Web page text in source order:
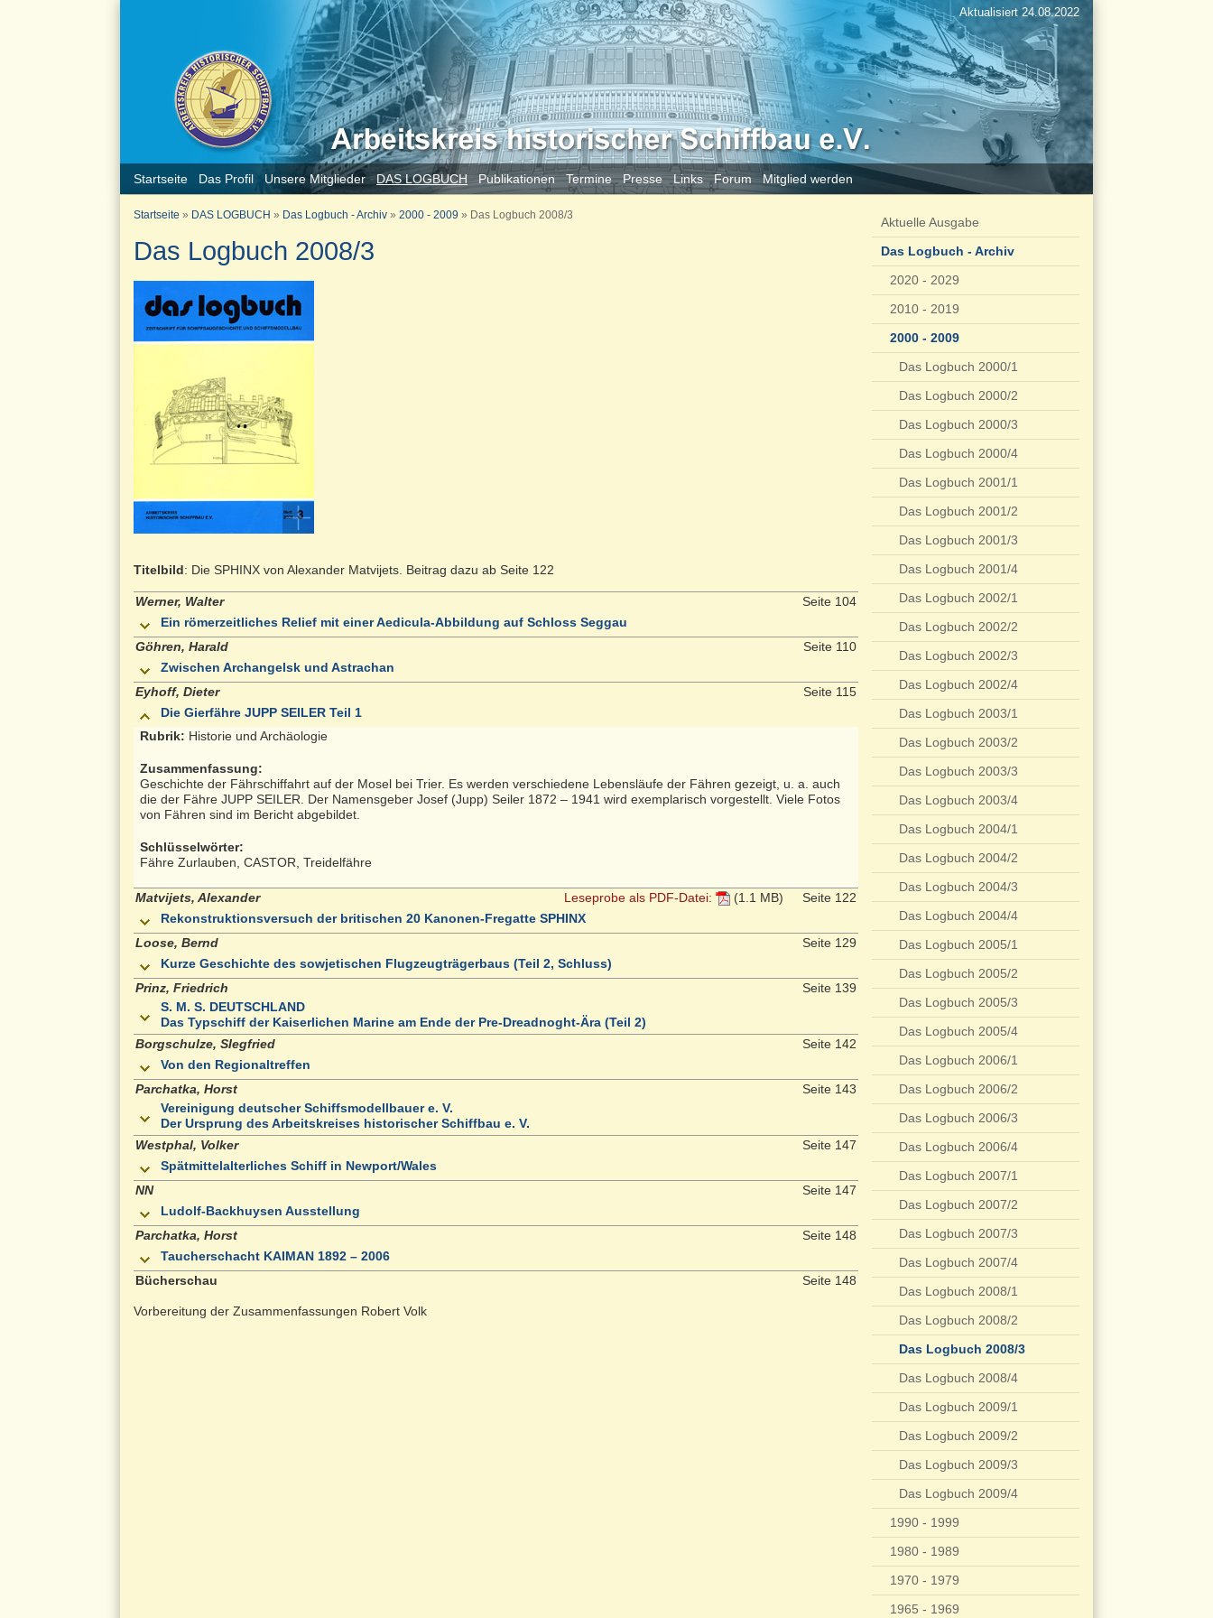
Startseite Das Profil Unsere Mitglieder DAS LOGBUCH Publikationen Termine Presse Links Forum Mitglied werden
Aktualisiert 24.08.2022
Startseite » DAS LOGBUCH » Das Logbuch - Archiv » 2000 - 2009 » Das Logbuch 2008/3
Das Logbuch 2008/3
Titelbild: Die SPHINX von Alexander Matvijets. Beitrag dazu ab Seite 122
Werner, Walter
Seite 104
Ein römerzeitliches Relief mit einer Aedicula-Abbildung auf Schloss Seggau
Göhren, Harald
Seite 110
Zwischen Archangelsk und Astrachan
Eyhoff, Dieter
Seite 115
Die Gierfähre JUPP SEILER Teil 1
Rubrik: Historie und Archäologie
Zusammenfassung:
Geschichte der Fährschiffahrt auf der Mosel bei Trier. Es werden verschiedene Lebensläufe der Fähren gezeigt, u. a. auch
die der Fähre JUPP SEILER. Der Namensgeber Josef (Jupp) Seiler 1872 – 1941 wird exemplarisch vorgestellt. Viele Fotos
von Fähren sind im Bericht abgebildet.
Schlüsselwörter:
Fähre Zurlauben, CASTOR, Treidelfähre
Matvijets, Alexander Leseprobe als PDF-Datei: (1.1 MB)
Seite 122
Rekonstruktionsversuch der britischen 20 Kanonen-Fregatte SPHINX
Loose, Bernd
Seite 129
Kurze Geschichte des sowjetischen Flugzeugträgerbaus (Teil 2, Schluss)
Prinz, Friedrich
Seite 139
S. M. S. DEUTSCHLAND
Das Typschiff der Kaiserlichen Marine am Ende der Pre-Dreadnoght-Ära (Teil 2)
Borgschulze, SIegfried
Seite 142
Von den Regionaltreffen
Parchatka, Horst
Seite 143
Vereinigung deutscher Schiffsmodellbauer e. V.
Der Ursprung des Arbeitskreises historischer Schiffbau e. V.
Westphal, Volker
Seite 147
Spätmittelalterliches Schiff in Newport/Wales
NN
Seite 147
Ludolf-Backhuysen Ausstellung
Parchatka, Horst
Seite 148
Taucherschacht KAIMAN 1892 – 2006
Bücherschau
Seite 148
Vorbereitung der Zusammenfassungen Robert Volk
Aktuelle Ausgabe
Das Logbuch - Archiv
2020 - 2029
2010 - 2019
2000 - 2009
Das Logbuch 2000/1
Das Logbuch 2000/2
Das Logbuch 2000/3
Das Logbuch 2000/4
Das Logbuch 2001/1
Das Logbuch 2001/2
Das Logbuch 2001/3
Das Logbuch 2001/4
Das Logbuch 2002/1
Das Logbuch 2002/2
Das Logbuch 2002/3
Das Logbuch 2002/4
Das Logbuch 2003/1
Das Logbuch 2003/2
Das Logbuch 2003/3
Das Logbuch 2003/4
Das Logbuch 2004/1
Das Logbuch 2004/2
Das Logbuch 2004/3
Das Logbuch 2004/4
Das Logbuch 2005/1
Das Logbuch 2005/2
Das Logbuch 2005/3
Das Logbuch 2005/4
Das Logbuch 2006/1
Das Logbuch 2006/2
Das Logbuch 2006/3
Das Logbuch 2006/4
Das Logbuch 2007/1
Das Logbuch 2007/2
Das Logbuch 2007/3
Das Logbuch 2007/4
Das Logbuch 2008/1
Das Logbuch 2008/2
Das Logbuch 2008/3
Das Logbuch 2008/4
Das Logbuch 2009/1
Das Logbuch 2009/2
Das Logbuch 2009/3
Das Logbuch 2009/4
1990 - 1999
1980 - 1989
1970 - 1979
1965 - 1969